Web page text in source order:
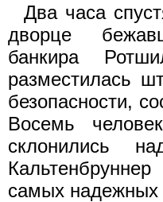
Два часа
дворце
банкира
разместилась
безопасности,
Восемь
склонились
самых надежных